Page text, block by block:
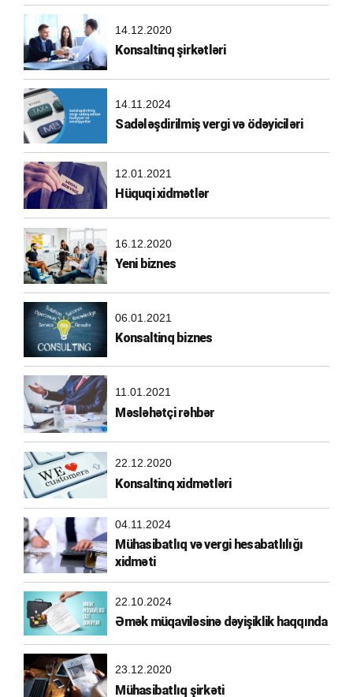
14.12.2020
Konsaltinq şirkətləri
14.11.2024
Sadələşdirilmiş vergi və ödəyiciləri
12.01.2021
Hüquqi xidmətlər
16.12.2020
Yeni biznes
06.01.2021
Konsaltinq biznes
11.01.2021
Məsləhətçi rəhbər
22.12.2020
Konsaltinq xidmətləri
04.11.2024
Mühasibatlıq və vergi hesabatlılığı
xidməti
22.10.2024
Əmək müqaviləsinə dəyişiklik haqqında
23.12.2020
Mühasibatlıq şirkəti